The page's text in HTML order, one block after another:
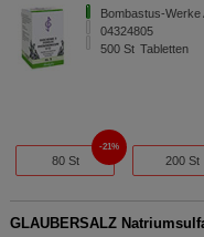
Bombastus-Werke
04324805
500 St Tabletten
80 St
21%
200 St
GLAUBERSALZ